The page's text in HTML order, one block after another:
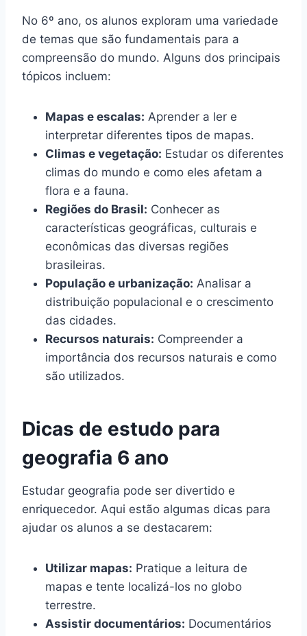
No 6º ano, os alunos exploram uma variedade
de temas que são fundamentais para a
compreensão do mundo. Alguns dos principais
tópicos incluem:
Mapas e escalas: Aprender a ler e
interpretar diferentes tipos de mapas.
Climas e vegetação: Estudar os diferentes
climas do mundo e como eles afetam a
flora e a fauna.
Regiões do Brasil: Conhecer as
características geográficas, culturais e
econômicas das diversas regiões
brasileiras.
População e urbanização: Analisar a
distribuição populacional e o crescimento
das cidades.
Recursos naturais: Compreender a
importância dos recursos naturais e como
são utilizados.
Dicas de estudo para
geografia 6 ano
Estudar geografia pode ser divertido e
enriquecedor. Aqui estão algumas dicas para
ajudar os alunos a se destacarem:
Utilizar mapas: Pratique a leitura de
mapas e tente localizá-los no globo
terrestre.
Assistir documentários: Documentários